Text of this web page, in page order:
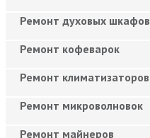
Ремонт духовых шкафов
Ремонт кофеварок
Ремонт климатизаторов
Ремонт микроволновок
Ремонт майнеров